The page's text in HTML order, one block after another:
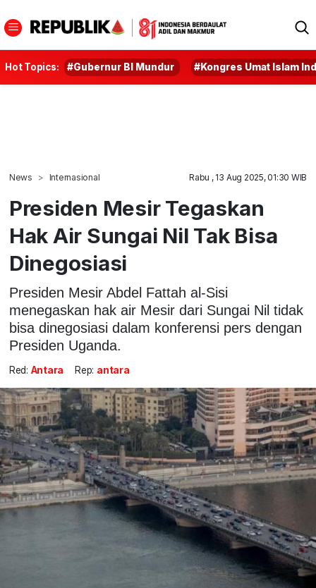
Hot Topics: #Gubernur BI Mundur #Kongres Umat Islam
News Internasional Rabu , 13 Aug 2025, 01:30 WIB
Presiden Mesir Tegaskan
Hak Air Sungai Nil Tak Bisa
Dinegosiasi
Presiden Mesir Abdel Fattah al-Sisi
menegaskan hak air Mesir dari Sungai Nil tidak
bisa dinegosiasi dalam konferensi pers dengan
Presiden Uganda.
Red: Antara Rep: antara